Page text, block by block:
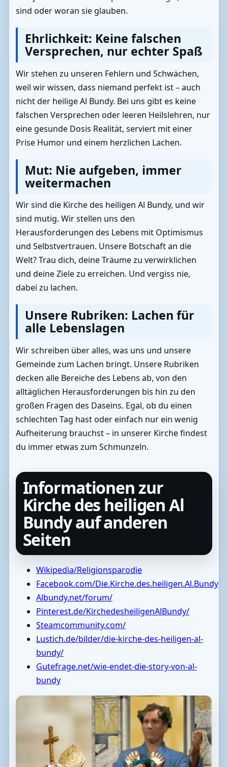
sind oder woran sie glauben.
Ehrlichkeit: Keine falschen
Versprechen, nur echter Spaß
Wir stehen zu unseren Fehlern und Schwächen,
weil wir wissen, dass niemand perfekt ist – auch
nicht der heilige Al Bundy. Bei uns gibt es keine
falschen Versprechen oder leeren Heilslehren, nur
eine gesunde Dosis Realität, serviert mit einer
Prise Humor und einem herzlichen Lachen.
Mut: Nie aufgeben, immer
weitermachen
Wir sind die Kirche des heiligen Al Bundy, und wir
sind mutig. Wir stellen uns den
Herausforderungen des Lebens mit Optimismus
und Selbstvertrauen. Unsere Botschaft an die
Welt? Trau dich, deine Träume zu verwirklichen
und deine Ziele zu erreichen. Und vergiss nie,
dabei zu lachen.
Unsere Rubriken: Lachen für
alle Lebenslagen
Wir schreiben über alles, was uns und unsere
Gemeinde zum Lachen bringt. Unsere Rubriken
decken alle Bereiche des Lebens ab, von den
alltäglichen Herausforderungen bis hin zu den
großen Fragen des Daseins. Egal, ob du einen
schlechten Tag hast oder einfach nur ein wenig
Aufheiterung brauchst – in unserer Kirche findest
du immer etwas zum Schmunzeln.
Informationen zur
Kirche des heiligen Al
Bundy auf anderen
Seiten
Wikipedia/Religionsparodie
Facebook.com/Die.Kirche.des.heiligen.Al.Bundy
Albundy.net/forum/
Pinterest.de/KirchedesheiligenAlBundy/
Steamcommunity.com/
Lustich.de/bilder/die-kirche-des-heiligen-al-
bundy/
Gutefrage.net/wie-endet-die-story-von-al-
bundy